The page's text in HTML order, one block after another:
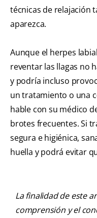
técnicas de relajación
aparezca.
Aunque el herpes
reventar las llagas no
y podría incluso
un tratamiento o una
hable con su médico
brotes frecuentes. Si
segura e higiénica,
huella y podrá evitar
La finalidad de este
comprensión y el